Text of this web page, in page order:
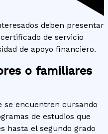
deben presentar
de servicio
de apoyo financiero.
o familiares
se encuentren cursando
de estudios que
hasta el segundo grado